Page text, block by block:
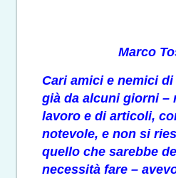
Marco
Cari amici e nemici
già da alcuni giorni –
lavoro e di articoli,
notevole, e non si
quello che sarebbe
necessità fare –